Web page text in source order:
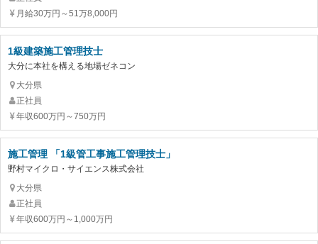
月給30万円～51万8,000円
1級建築施工管理技士
大分に本社を構える地場ゼネコン
大分県
正社員
年収600万円～750万円
施工管理 「1級管工事施工管理技士」
野村マイクロ・サイエンス株式会社
大分県
正社員
年収600万円～1,000万円